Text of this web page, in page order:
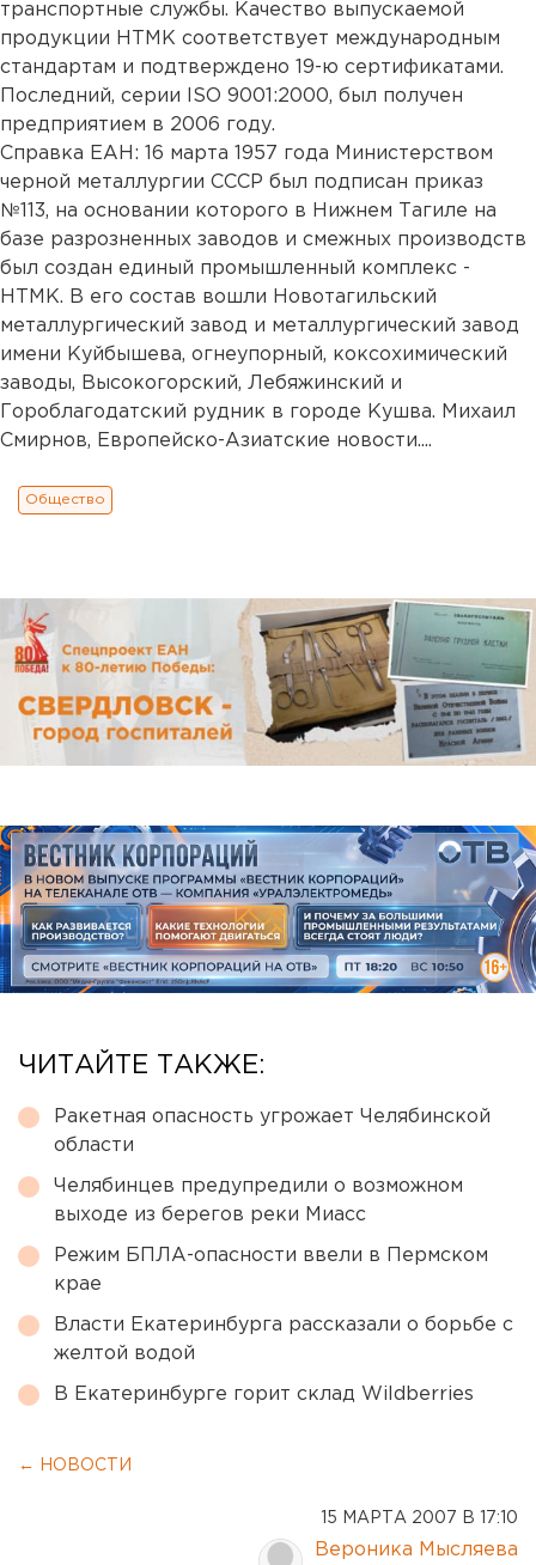
транспортные службы. Качество выпускаемой
продукции НТМК соответствует международным
стандартам и подтверждено 19-ю сертификатами.
Последний, серии ISO 9001:2000, был получен
предприятием в 2006 году.
Справка ЕАН: 16 марта 1957 года Министерством
черной металлургии СССР был подписан приказ
№113, на основании которого в Нижнем Тагиле на
базе разрозненных заводов и смежных производств
был создан единый промышленный комплекс -
НТМК. В его состав вошли Новотагильский
металлургический завод и металлургический завод
имени Куйбышева, огнеупорный, коксохимический
заводы, Высокогорский, Лебяжинский и
Гороблагодатский рудник в городе Кушва. Михаил
Смирнов, Европейско-Азиатские новости....
Общество
ЧИТАЙТЕ ТАКЖЕ:
Ракетная опасность угрожает Челябинской
области
Челябинцев предупредили о возможном
выходе из берегов реки Миасс
Режим БПЛА-опасности ввели в Пермском
крае
Власти Екатеринбурга рассказали о борьбе с
желтой водой
В Екатеринбурге горит склад Wildberries
← НОВОСТИ
15 МАРТА 2007 В 17:10
Вероника Мысляева